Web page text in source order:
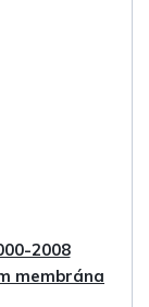
2008
membrána